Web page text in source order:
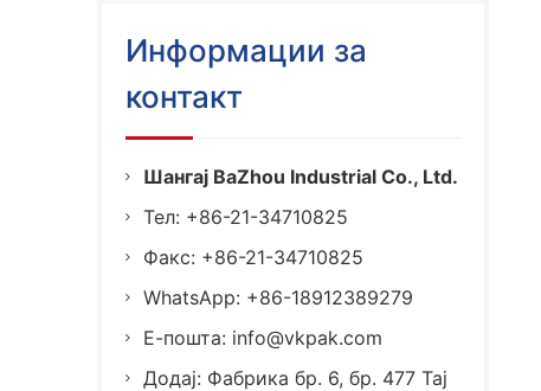
Информации за
контакт
Шангај BaZhou Industrial Co., Ltd.
Тел: +86-21-34710825
Факс: +86-21-34710825
WhatsApp: +86-18912389279
Е-пошта: info@vkpak.com
Додај: Фабрика бр. 6, бр. 477 Тај